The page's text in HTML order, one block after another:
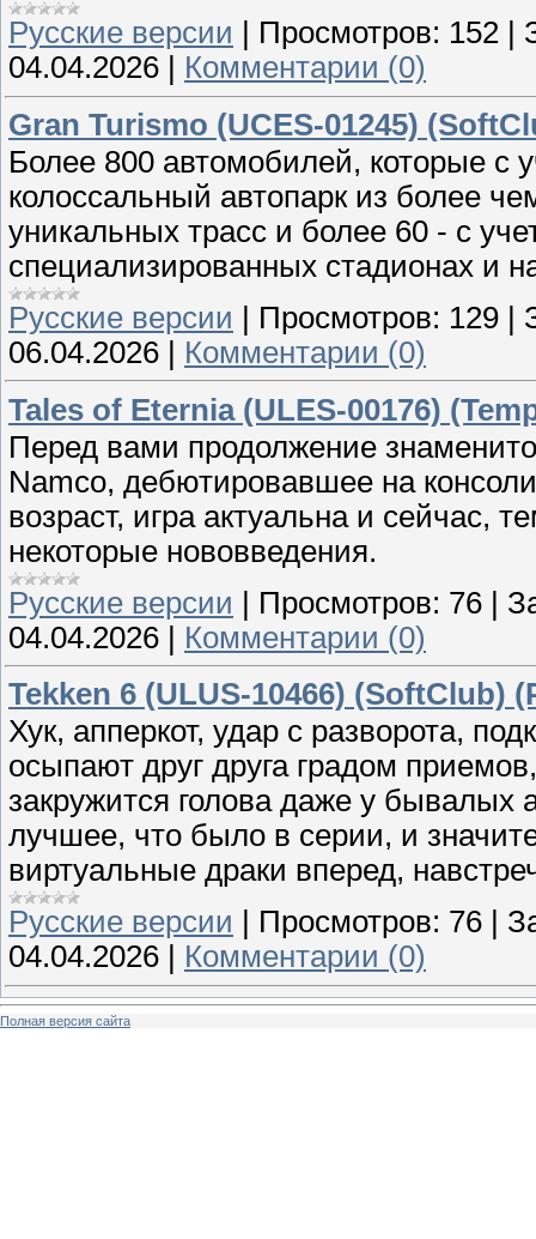
Русские версии
Просмотров: 152
04.04.2026
Комментарии (0)
Gran Turismo (UCES-01245)
Более 800 автомобилей, которые с
колоссальный автопарк из более
уникальных трасс и более 60 - с
специализированных стадионах и
Русские версии
Просмотров: 129
06.04.2026
Комментарии (0)
Tales of Eternia (ULES-00176)
Перед вами продолжение
Namco, дебютировавшее на
возраст, игра актуальна и сейчас,
некоторые нововведения.
Русские версии | Просмотров: 76 |
04.04.2026 | Комментарии (0)
Tekken 6 (ULUS-10466) (SoftClub)
Хук, апперкот, удар с разворота,
осыпают друг друга градом
закружится голова даже у бывалых
лучшее, что было в серии, и
виртуальные драки вперед,
Русские версии
Просмотров: 76
04.04.2026
Комментарии (0)
Полная версия сайта